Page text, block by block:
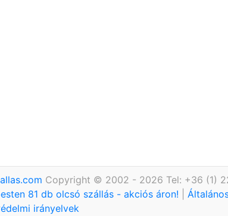
Copyright © 2002 - 2026 Tel: +36 (1)
81 db olcsó szállás - akciós áron!
irányelvek